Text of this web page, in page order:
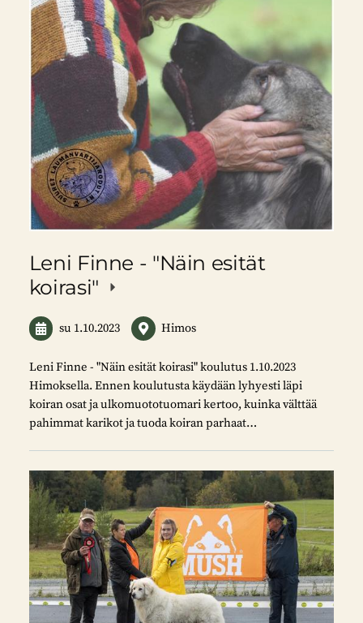
Leni Finne - "Näin esität
koirasi"
su 1.10.2023 Himos
Leni Finne - "Näin esität koirasi" koulutus 1.10.2023
Himoksella. Ennen koulutusta käydään lyhyesti läpi
koiran osat ja ulkomuototuomari kertoo, kuinka välttää
pahimmat karikot ja tuoda koiran parhaat…